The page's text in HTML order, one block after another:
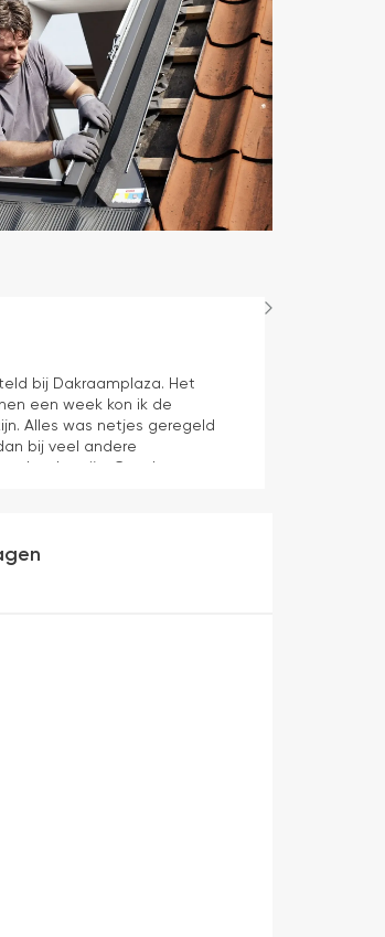
bij Dakraamplaza. Het
een week kon ik de
Alles was netjes geregeld
bij veel andere
zeker zijn. Goede